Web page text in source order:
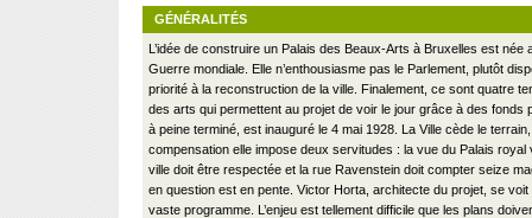
GÉNÉRALITÉS
L’idée de construire un Palais des Beaux-Arts à Bruxelles est née
Guerre mondiale. Elle n’enthousiasme pas le Parlement, plutôt
priorité à la reconstruction de la ville. Finalement, ce sont quatre
des arts qui permettent au projet de voir le jour grâce à des fonds
à peine terminé, est inauguré le 4 mai 1928. La Ville cède le
compensation elle impose deux servitudes : la vue du Palais royal
ville doit être respectée et la rue Ravenstein doit compter seize
en question est en pente. Victor Horta, architecte du projet, se
vaste programme. L’enjeu est tellement difficile que les plans